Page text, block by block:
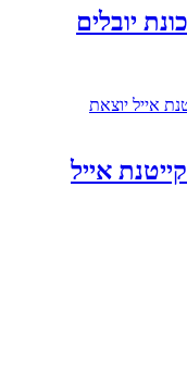
יובלים
אייל